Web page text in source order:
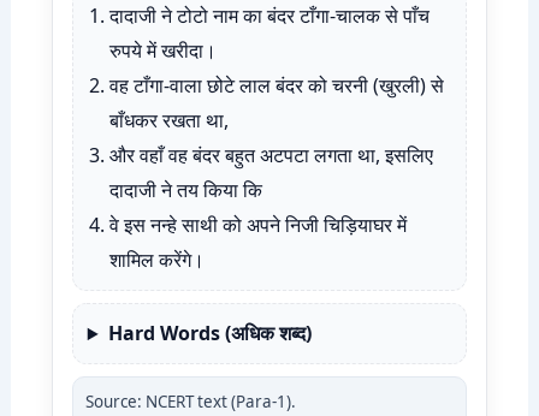
दादाजी ने टोटो नाम का बंदर टाँगा-चालक से पाँच
रुपये में खरीदा।
वह टाँगा-वाला छोटे लाल बंदर को चरनी (खुरली) से
बाँधकर रखता था,
और वहाँ वह बंदर बहुत अटपटा लगता था, इसलिए
दादाजी ने तय किया कि
वे इस नन्हे साथी को अपने निजी चिड़ियाघर में
शामिल करेंगे।
Hard Words (अधिक शब्द)
Source: NCERT text (Para-1).